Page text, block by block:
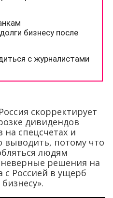
скорректирует
дивидендов
спецсчетах и
выводить, потому что
людям
решения на
с Россией в ущерб